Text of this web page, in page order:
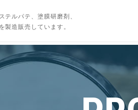
テルパテ、塗膜研磨剤、
製造販売しています。